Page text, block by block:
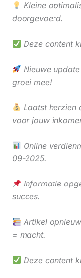
Kleine
doorgevoerd.
Deze content
Nieuwe
groei mee!
Laatst herzien
voor jouw
Online
09-2025.
Informatie
succes.
Artikel
= macht.
Deze content